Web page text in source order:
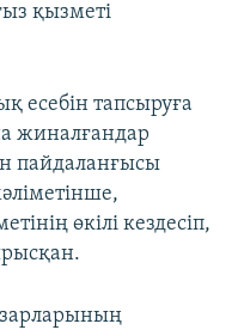
қызметі
есебін тапсыруға
жиналғандар
пайдаланғысы
өкілі кездесіп,